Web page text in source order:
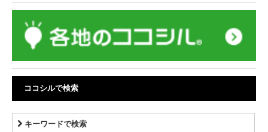
ココシルで検索
キーワードで検索